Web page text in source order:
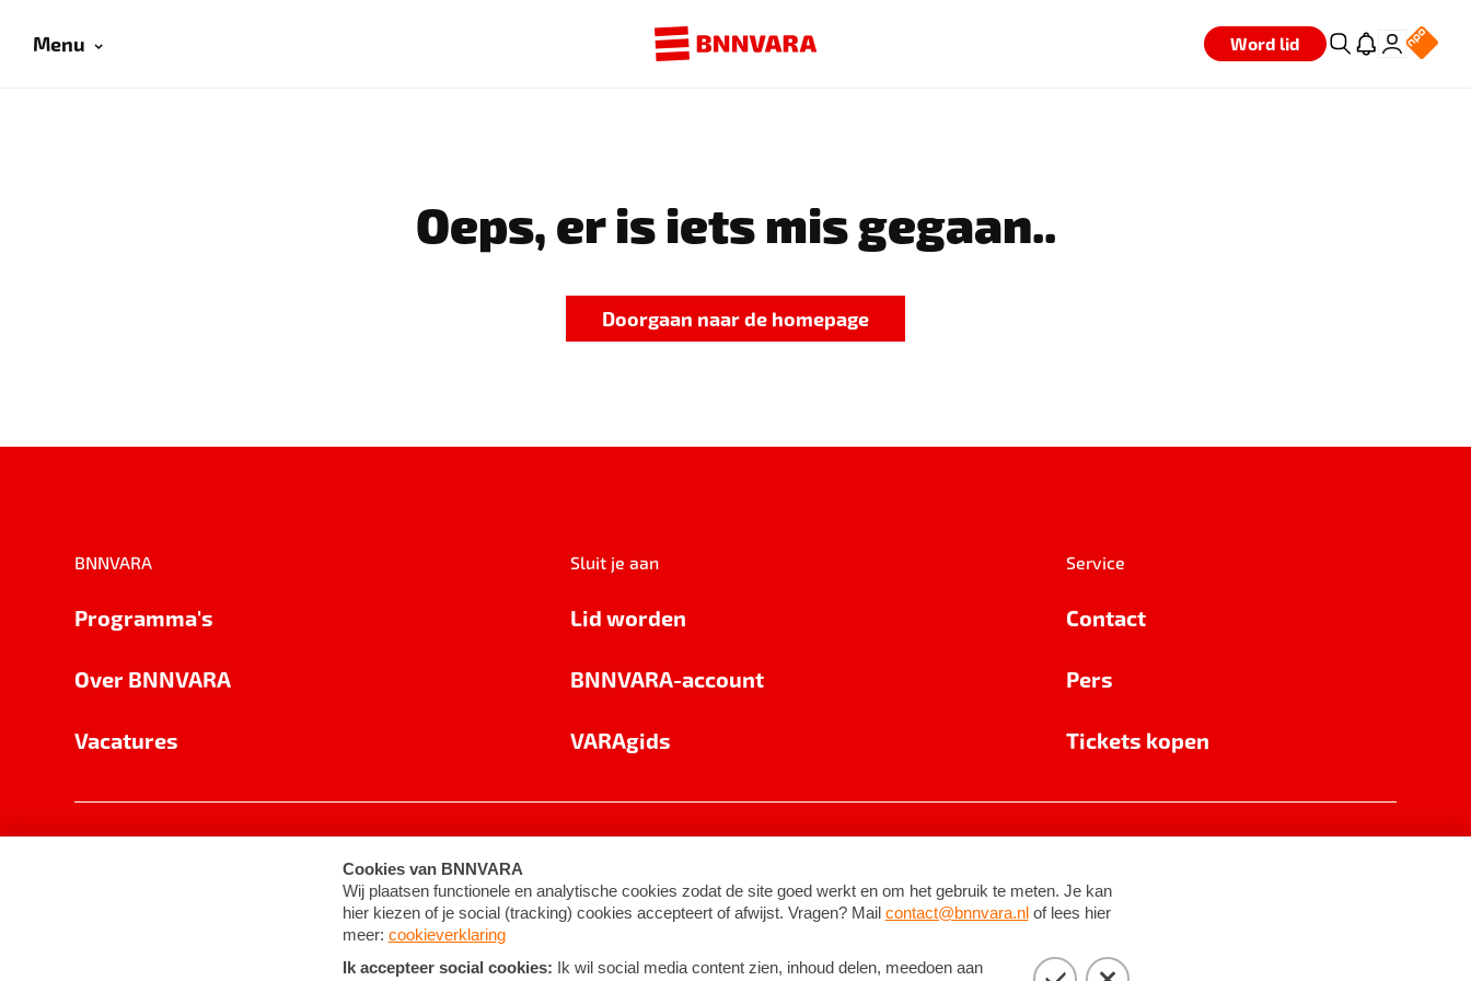
Menu Word lid
Oeps, er is iets mis gegaan..
Doorgaan naar de homepage
BNNVARA
Programma's
Over BNNVARA
Vacatures
Sluit je aan
Lid worden
BNNVARA-account
VARAgids
Service
Contact
Pers
Tickets kopen
Cookie-instellingen Algemene voorwaarden ©2026BNNVARA